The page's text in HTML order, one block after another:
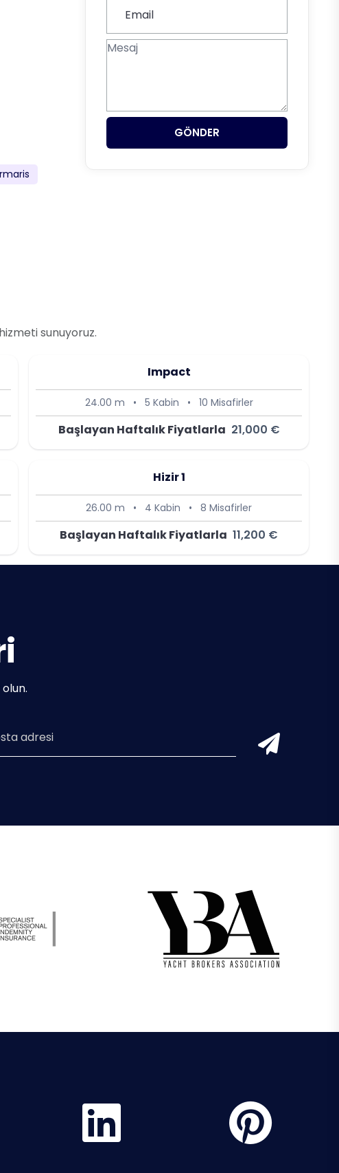
GÖNDER
sunuyoruz.
Impact
24.00 m • 5 Kabin • 10 Misafirler
Başlayan Haftalık Fiyatlarla 21,000 €
Hizir 1
26.00 m • 4 Kabin • 8 Misafirler
Başlayan Haftalık Fiyatlarla 11,200 €